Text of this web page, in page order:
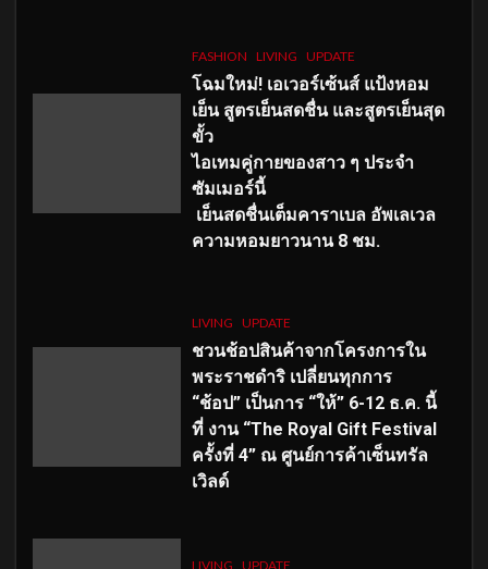
FASHION LIVING UPDATE
โฉมใหม่! เอเวอร์เซ้นส์ แป้งหอม
เย็น สูตรเย็นสดชื่น และสูตรเย็นสุด
ขั้ว
ไอเทมคู่กายของสาว ๆ ประจำ
ซัมเมอร์นี้
เย็นสดชื่นเต็มคาราเบล อัพเลเวล
ความหอมยาวนาน 8 ชม.
LIVING UPDATE
ชวนช้อปสินค้าจากโครงการใน
พระราชดำริ เปลี่ยนทุกการ
“ช้อป” เป็นการ “ให้” 6-12 ธ.ค. นี้
ที่ งาน “The Royal Gift Festival
ครั้งที่ 4” ณ ศูนย์การค้าเซ็นทรัล
เวิลด์
LIVING UPDATE